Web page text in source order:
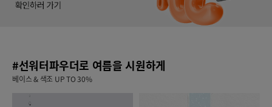
#선워터파우더로 여름을 시원하게
베이스 & 색조 UP TO 30%